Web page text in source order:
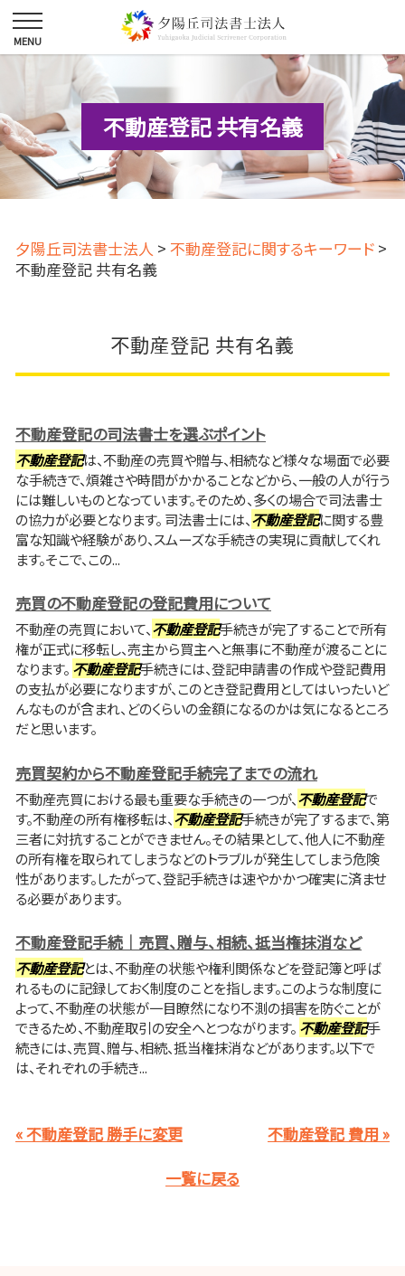
不動産登記 共有名義
夕陽丘司法書士法人 > 不動産登記に関するキーワード >
不動産登記 共有名義
不動産登記 共有名義
不動産登記の司法書士を選ぶポイント
不動産登記は、不動産の売買や贈与、相続など様々な場面で必要
な手続きで、煩雑さや時間がかかることなどから、一般の人が行う
には難しいものとなっています。そのため、多くの場合で司法書士
の協力が必要となります。 司法書士には、不動産登記に関する豊
富な知識や経験があり、スムーズな手続きの実現に貢献してくれ
ます。そこで、この...
売買の不動産登記の登記費用について
不動産の売買において、不動産登記手続きが完了することで所有
権が正式に移転し、売主から買主へと無事に不動産が渡ることに
なります。 不動産登記手続きには、登記申請書の作成や登記費用
の支払が必要になりますが、このとき登記費用としてはいったいど
んなものが含まれ、どのくらいの金額になるのかは気になるところ
だと思います。
売買契約から不動産登記手続完了までの流れ
不動産売買における最も重要な手続きの一つが、不動産登記で
す。不動産の所有権移転は、不動産登記手続きが完了するまで、第
三者に対抗することができません。その結果として、他人に不動産
の所有権を取られてしまうなどのトラブルが発生してしまう危険
性があります。したがって、登記手続きは速やかかつ確実に済ませ
る必要があります。
不動産登記手続｜売買、贈与、相続、抵当権抹消など
不動産登記とは、不動産の状態や権利関係などを登記簿と呼ば
れるものに記録しておく制度のことを指します。このような制度に
よって、不動産の状態が一目瞭然になり不測の損害を防ぐことが
できるため、不動産取引の安全へとつながります。 不動産登記手
続きには、売買、贈与、相続、抵当権抹消などがあります。以下で
は、それぞれの手続き...
« 不動産登記 勝手に変更
不動産登記 費用 »
一覧に戻る